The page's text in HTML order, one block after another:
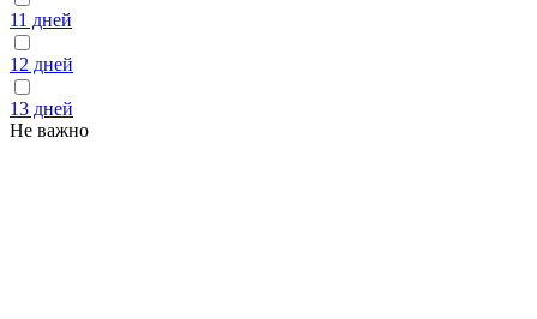
11 дней
12 дней
13 дней
Не важно